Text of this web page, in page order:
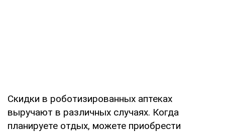
Скидки в роботизированных аптеках
выручают в различных случаях. Когда
планируете отдых, можете приобрести